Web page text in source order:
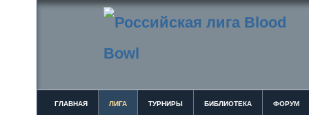
ГЛАВНАЯ ЛИГА ТУРНИРЫ БИБЛИОТЕКА ФОРУМ